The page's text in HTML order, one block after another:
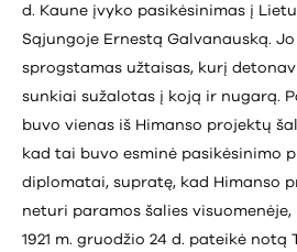
d. Kaune įvyko pasikėsinimas į
Sąjungoje Ernestą Galvanauską.
sprogstamas užtaisas, kurį
sunkiai sužalotas į koją ir nugarą.
buvo vienas iš Himanso projektų
kad tai buvo esminė pasikėsinimo
diplomatai, supratę, kad Himanso
neturi paramos šalies
1921 m. gruodžio 24 d. pateikė notą